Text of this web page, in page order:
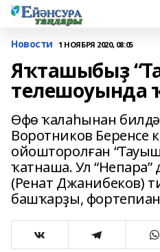
Новости 1 НОЯБРЯ 2020, 08:05
Яҡташыбыҙ
телешоуында
Өфө ҡалаһынан
Воротников Беренсе
ойошторолған
ҡатнаша. Ул
(Ренат Джанибеков)
башҡарҙы,